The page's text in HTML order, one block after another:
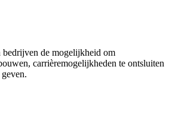
de mogelijkheid om
carrièremogelijkheden te ontsluiten